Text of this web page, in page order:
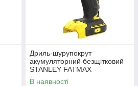
Дриль-шурупокрут
акумуляторний безщітковий
STANLEY FATMAX
SFMCD720B
В наявності